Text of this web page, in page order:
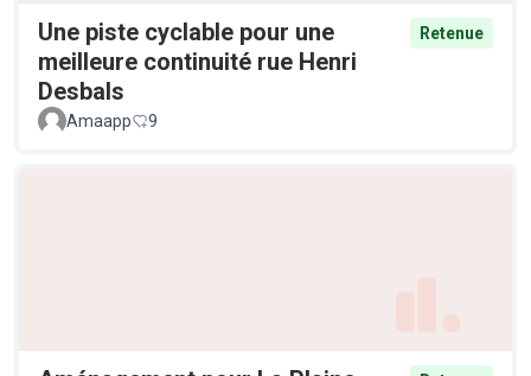
Une piste cyclable pour une
meilleure continuité rue Henri
Desbals
Retenue
Amaapp 9